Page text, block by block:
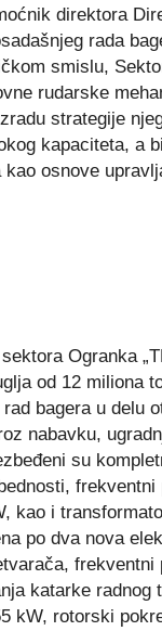
direktora
rada
smislu,
rudarske
strategije
kapaciteta, a
osnove
Ogranka
od 12 miliona
bagera u delu
nabavku,
su
kao i
po dva nova
frekventni
katarke radnog
kW, rotorski